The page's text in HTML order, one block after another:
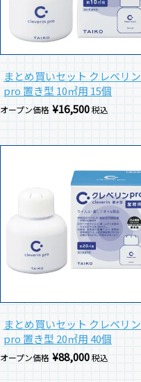
まとめ買いセット クレベリン
pro 置き型 10㎡用 15個
オープン価格 ¥16,500税込
まとめ買いセット クレベリン
pro 置き型 20㎡用 40個
オープン価格 ¥88,000税込